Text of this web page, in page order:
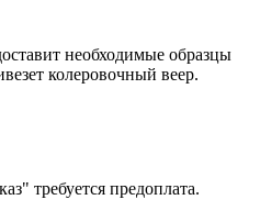
необходимые образцы
колеровочный веер.
требуется предоплата.